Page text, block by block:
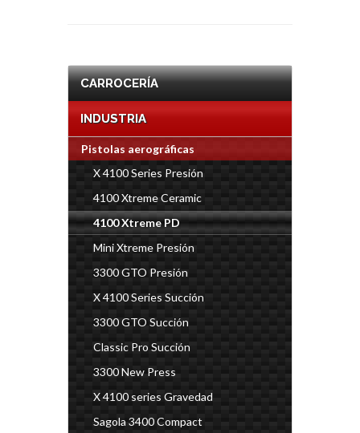
CARROCERÍA
INDUSTRIA
Pistolas aerográficas
X 4100 Series Presión
4100 Xtreme Ceramic
4100 Xtreme PD
Mini Xtreme Presión
3300 GTO Presión
X 4100 Series Succión
3300 GTO Succión
Classic Pro Succión
3300 New Press
X 4100 series Gravedad
Sagola 3400 Compact